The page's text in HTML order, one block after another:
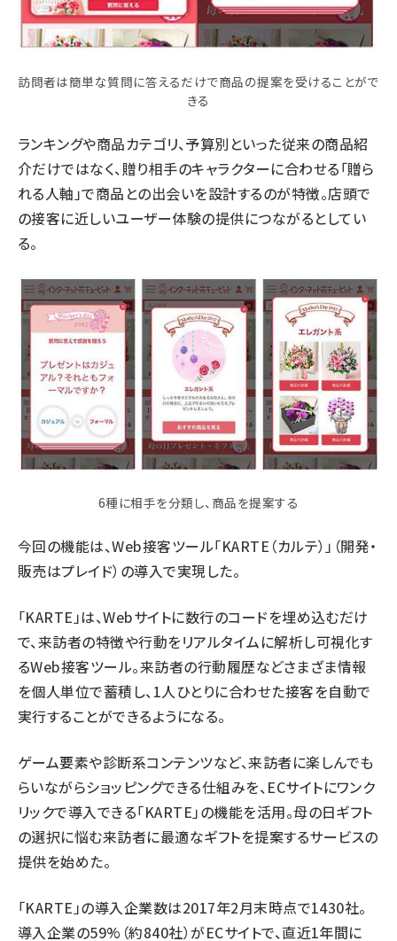
訪問者は簡単な質問に答えるだけで商品の提案を受けることがで
きる
ランキングや商品カテゴリ、予算別といった従来の商品紹
介だけではなく、贈り相手のキャラクターに合わせる「贈ら
れる人軸」で商品との出会いを設計するのが特徴。店頭で
の接客に近しいユーザー体験の提供につながるとしてい
る。
6種に相手を分類し、商品を提案する
今回の機能は、Web接客ツール「KARTE（カルテ）」（開発・
販売はプレイド）の導入で実現した。
「KARTE」は、Webサイトに数行のコードを埋め込むだけ
で、来訪者の特徴や行動をリアルタイムに解析し可視化す
るWeb接客ツール。来訪者の行動履歴などさまざま情報
を個人単位で蓄積し、1人ひとりに合わせた接客を自動で
実行することができるようになる。
ゲーム要素や診断系コンテンツなど、来訪者に楽しんでも
らいながらショッピングできる仕組みを、ECサイトにワンク
リックで導入できる「KARTE」の機能を活用。母の日ギフト
の選択に悩む来訪者に最適なギフトを提案するサービスの
提供を始めた。
「KARTE」の導入企業数は2017年2月末時点で1430社。
導入企業の59%（約840社）がECサイトで、直近1年間に